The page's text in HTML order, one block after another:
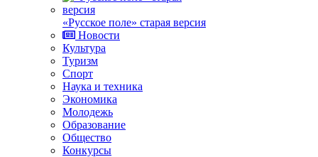
«Русское поле» старая версия
Новости
Культура
Туризм
Спорт
Наука и техника
Экономика
Молодежь
Образование
Общество
Конкурсы